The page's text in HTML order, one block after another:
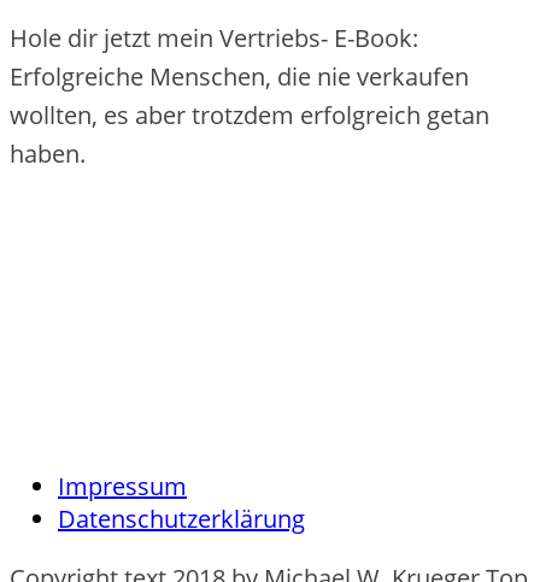
Hole dir jetzt mein Vertriebs- E-Book:
Erfolgreiche Menschen, die nie verkaufen
wollten, es aber trotzdem erfolgreich getan
haben.
Impressum
Datenschutzerklärung